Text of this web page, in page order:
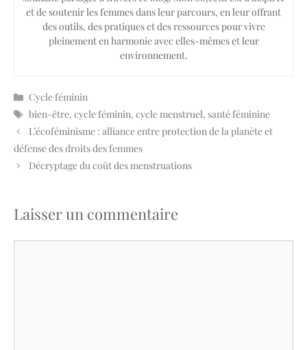
et de soutenir les femmes dans leur parcours, en leur offrant
des outils, des pratiques et des ressources pour vivre
pleinement en harmonie avec elles-mêmes et leur
environnement.
Catégories
Cycle féminin
Étiquettes
bien-être,cycle féminin,cycle menstruel,santé féminine
L’écoféminisme : alliance entre protection de la planète et
défense des droits des femmes
Décryptage du coût des menstruations
Laisser un commentaire